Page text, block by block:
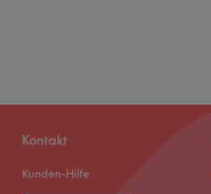
Kontakt
Kunden-Hilfe